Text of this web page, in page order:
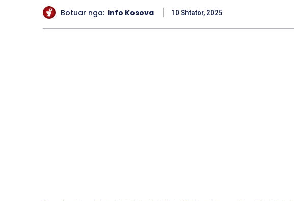
Botuar nga: Info Kosova 10 Shtator, 2025